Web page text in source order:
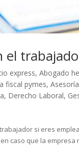
el
express,Abogado
fiscal pymes,
, Derecho Laboral,
si eres
caso que la empresa